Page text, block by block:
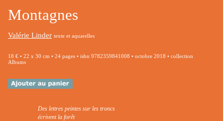
Montagnes
Valérie Linder texte et aquarelles
18 € • 22 x 30 cm • 24 pages • isbn 9782359841008 • octobre 2018 • collection
Albums
Des lettres peintes sur les troncs
écrivent la forêt